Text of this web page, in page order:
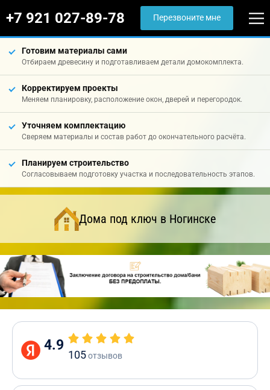
+7 921 027-89-78 Перезвоните мне
Готовим материалы сами
Отбираем древесину и подготавливаем детали домокомплекта.
Корректируем проекты
Меняем планировку, расположение окон, дверей и перегородок.
Уточняем комплектацию
Сверяем материалы и состав работ до окончательного расчёта.
Планируем строительство
Согласовываем подготовку участка и последовательность этапов.
Дома под ключ в Ногинске
4.9
105отзывов